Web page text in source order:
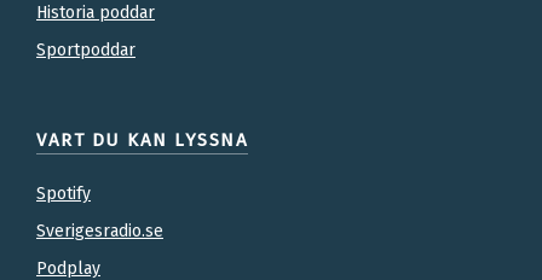
Historia poddar
Sportpoddar
VART DU KAN LYSSNA
Spotify
Sverigesradio.se
Podplay